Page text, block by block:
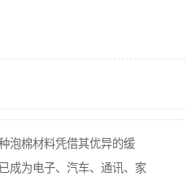
泡棉材料凭借其优异的缓
成为电子、汽车、通讯、家